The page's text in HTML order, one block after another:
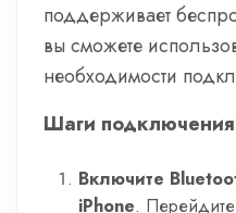
поддерживает
вы сможете
необходимости
Шаги
Включите
iPhone. Перейдите